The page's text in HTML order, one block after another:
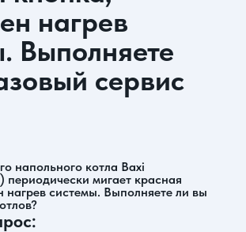
нагрев
Выполняете
сервис
напольного котла Baxi
мигает красная
нагрев системы. Выполняете ли вы